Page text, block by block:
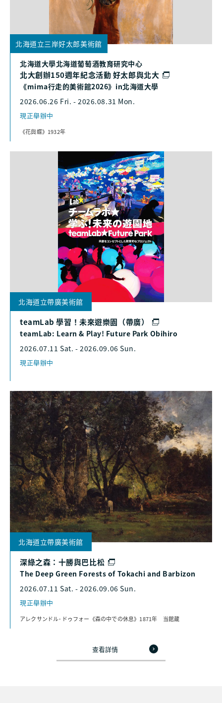
北海道立三岸好太郎美術館
北海道大學北海道葡萄酒教育研究中心
北大創辦150週年紀念活動 好太郎與北大
《mima行走的美術館2026》in北海道大學
2026.06.26 Fri. - 2026.08.31 Mon.
現正舉辦中
《花與蝶》1932年
北海道立帶廣美術館
teamLab 學習！未來遊樂園（帶廣）
teamLab: Learn & Play! Future Park Obihiro
2026.07.11 Sat. - 2026.09.06 Sun.
現正舉辦中
北海道立帶廣美術館
深綠之森：十勝與巴比松
The Deep Green Forests of Tokachi and Barbizon
2026.07.11 Sat. - 2026.09.06 Sun.
現正舉辦中
アレクサンドル･ドゥフォー《森の中での休息》1871年 当館蔵
查看詳情